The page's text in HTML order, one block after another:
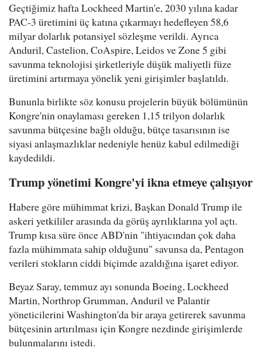
Geçtiğimiz hafta Lockheed Martin'e, 2030 yılına kadar
PAC-3 üretimini üç katına çıkarmayı hedefleyen 58,6
milyar dolarlık potansiyel sözleşme verildi. Ayrıca
Anduril, Castelion, CoAspire, Leidos ve Zone 5 gibi
savunma teknolojisi şirketleriyle düşük maliyetli füze
üretimini artırmaya yönelik yeni girişimler başlatıldı.
Bununla birlikte söz konusu projelerin büyük bölümünün
Kongre'nin onaylaması gereken 1,15 trilyon dolarlık
savunma bütçesine bağlı olduğu, bütçe tasarısının ise
siyasi anlaşmazlıklar nedeniyle henüz kabul edilmediği
kaydedildi.
Trump yönetimi Kongre'yi ikna etmeye çalışıyor
Habere göre mühimmat krizi, Başkan Donald Trump ile
askeri yetkililer arasında da görüş ayrılıklarına yol açtı.
Trump kısa süre önce ABD'nin "ihtiyacından çok daha
fazla mühimmata sahip olduğunu" savunsa da, Pentagon
verileri stokların ciddi biçimde azaldığına işaret ediyor.
Beyaz Saray, temmuz ayı sonunda Boeing, Lockheed
Martin, Northrop Grumman, Anduril ve Palantir
yöneticilerini Washington'da bir araya getirerek savunma
bütçesinin artırılması için Kongre nezdinde girişimlerde
bulunmalarını istedi.